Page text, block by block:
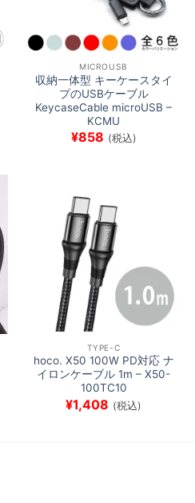
MICROUSB
収納一体型 キーケースタイ
プのUSBケーブル
KeycaseCable microUSB –
KCMU
¥858 (税込)
TYPE-C
hoco. X50 100W PD対応 ナ
イロンケーブル 1m – X50-
100TC10
¥1,408 (税込)